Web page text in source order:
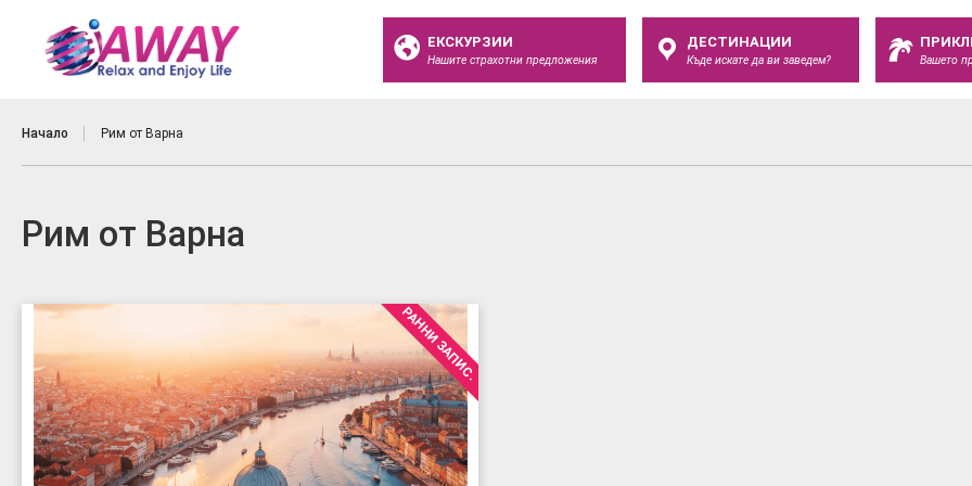
ЕКСКУРЗИИ
Нашите страхотни предложения
ДЕСТИНАЦИИ
Къде искате да ви заведем? Вашето
Начало Рим от Варна
Рим от Варна
РАННИ ЗАПИС.